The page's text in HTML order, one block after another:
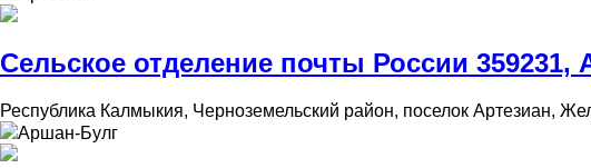
Сельское отделение почты России
Республика Калмыкия, Черноземельский район, поселок Артезиан,
Аршан-Булг